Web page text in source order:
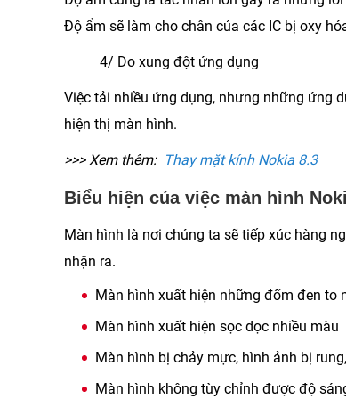
Độ ẩm sẽ làm cho chân của các IC bị oxy
4/ Do xung đột ứng dụng
Việc tải nhiều ứng dụng, nhưng những ứng
hiện thị màn hình.
>>> Xem thêm: Thay mặt kính Nokia 8.3
Biểu hiện của việc màn hình
Màn hình là nơi chúng ta sẽ tiếp xúc hàng
nhận ra.
Màn hình xuất hiện những đốm đen to
Màn hình xuất hiện sọc dọc nhiều màu
Màn hình bị chảy mực, hình ảnh bị
Màn hình không tùy chỉnh được độ